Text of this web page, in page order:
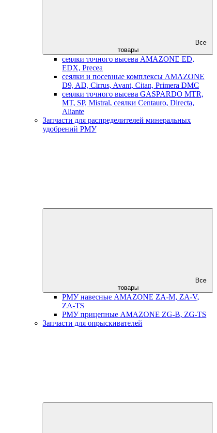
Все
товары
сеялки точного высева AMAZONE ED,
EDX, Precea
сеялки и посевные комплексы AMAZONE
D9, AD, Cirrus, Avant, Citan, Primera DMC
сеялки точного высева GASPARDO MTR,
MT, SP, Mistral, сеялки Centauro, Directa,
Aliante
Запчасти для распределителей минеральных
удобрений РМУ
Все
товары
РМУ навесные AMAZONE ZA-M, ZA-V,
ZA-TS
РМУ прицепные AMAZONE ZG-B, ZG-TS
Запчасти для опрыскивателей